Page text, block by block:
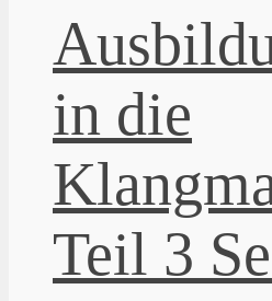
in die
Teil 3